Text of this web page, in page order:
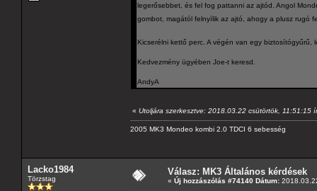
legerősebbet, és fel fog pattanni az ajtód. Angol
gombot, magától felnyílik az ajtó, ahogy a plusz rugó
Kicserélni kettő perc. A végén van egy
Kedvezmény ügyében Joe-t keresd.
AndyA
« Utoljára szerkesztve: 2018.03.22 csütörtök, 11:51:15
2005 MK3 Mondeo kombi 2.0 TDCI 6 sebesség
Lacko1984
Törzstag
Válasz: MK3 Általános kérdések
« Új hozzászólás #74140 Dátum: